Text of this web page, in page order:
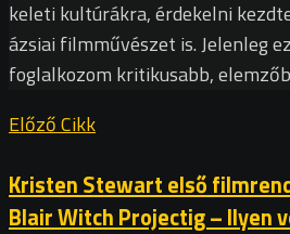
keleti kultúrákra, érdekelni
ázsiai filmművészet is. Jelenleg
foglalkozom kritikusabb,
Előző Cikk
Kristen Stewart első
Blair Witch Projectig – Ilyen